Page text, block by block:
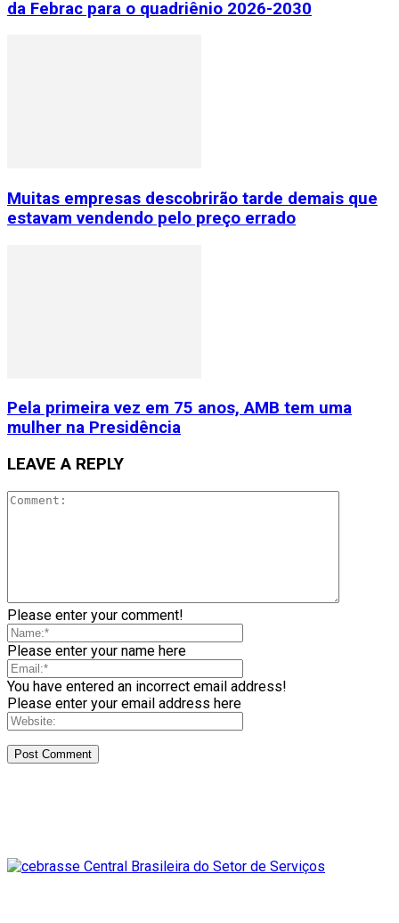
da Febrac para o quadriênio 2026-2030
Muitas empresas descobrirão tarde demais que
estavam vendendo pelo preço errado
Pela primeira vez em 75 anos, AMB tem uma
mulher na Presidência
LEAVE A REPLY
Please enter your comment!
Please enter your name here
You have entered an incorrect email address!
Please enter your email address here